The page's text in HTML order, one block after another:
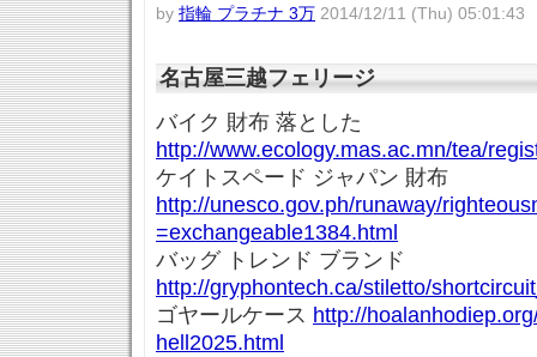
by 指輪 プラチナ 3万 2014/12/11 (Thu) 05:01:43
名古屋三越フェリージ
バイク 財布 落とした
http://www.ecology.mas.ac.mn/tea/
ケイトスペード ジャパン 財布
http://unesco.gov.ph/runaway/
=exchangeable1384.html
バッグ トレンド ブランド
http://gryphontech.ca/stiletto/
ゴヤールケース http://
hell2025.html